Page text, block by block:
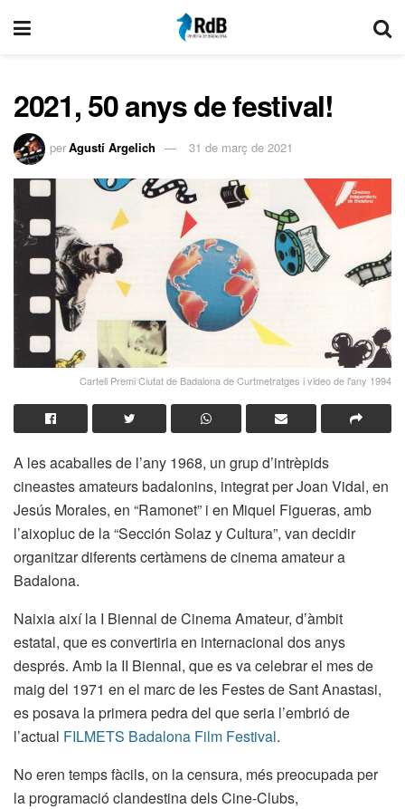
2021, 50 anys de festival!
perAgustí Argelich 31 de març de 2021
Cartell Premi Ciutat de Badalona de Curtmetratges i video de l'any 1994
A les acaballes de l’any 1968, un grup d’intrèpids
cineastes amateurs badalonins, integrat per Joan Vidal, en
Jesús Morales, en “Ramonet” i en Miquel Figueras, amb
l’aixopluc de la “Sección Solaz y Cultura”, van decidir
organitzar diferents certàmens de cinema amateur a
Badalona.
Naixia així la I Biennal de Cinema Amateur, d’àmbit
estatal, que es convertiria en internacional dos anys
després. Amb la II Biennal, que es va celebrar el mes de
maig del 1971 en el marc de les Festes de Sant Anastasi,
es posava la primera pedra del que seria l’embrió de
l’actual FILMETS Badalona Film Festival.
No eren temps fàcils, on la censura, més preocupada per
la programació clandestina dels Cine-Clubs,